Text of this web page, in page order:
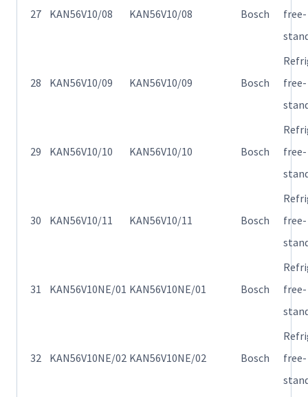
27 KAN56V10/08 KAN56V10/08 Bosch
free-
28 KAN56V10/09 KAN56V10/09 Bosch
free-
29 KAN56V10/10 KAN56V10/10 Bosch
free-
30 KAN56V10/11 KAN56V10/11 Bosch
free-
31 KAN56V10NE/01 KAN56V10NE/01 Bosch
free-
32 KAN56V10NE/02 KAN56V10NE/02 Bosch
free-